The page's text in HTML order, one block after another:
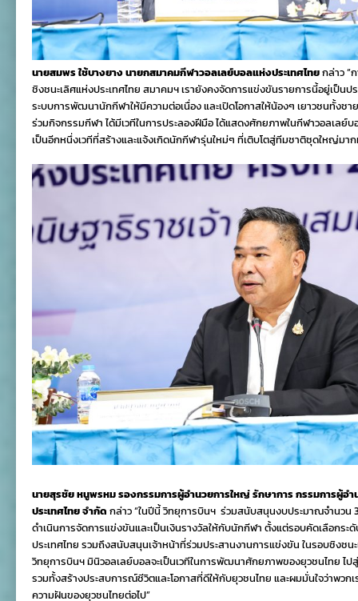
นายสมพร ใช้บางยาง นายกสมาคมกีฬาวอลเลย์บอลแห่งประเทศไทยกล่าว “
ชิงชนะเลิศแห่งประเทศไทย สมาคมฯ เรายังคงจัดการแข่งขันรายการนี้อยู่เป็น
ระบบการพัฒนานักกีฬาให้มีความต่อเนื่อง และเปิดโอกาสให้น้องๆ เยาวชนทั้งช
ร่วมกิจกรรมกีฬา ได้มีเวทีในการประลองฝีมือ ได้แสดงศักยภาพในกีฬาวอลเล
เป็นอีกหนึ่งเวทีที่สร้างและแจ้งเกิดนักกีฬารุ่นใหม่ๆ ที่เติบโตสู่ทีมชาติชุดใหญ่มาก
นายสุรชัย หนูพรหม รองกรรมการผู้อำนวยการใหญ่ รักษาการ กรรมการผู้อ
ประเทศไทย จำกัด กล่าว “ในปีนี้ วิทยุการบินฯ ร่วมสนับสนุนงบประมาณจำนวน
ดำเนินการจัดการแข่งขันและเป็นเงินรางวัลให้กับนักกีฬา ตั้งแต่รอบคัดเลือกระ
ประเทศไทย รวมถึงสนับสนุนเจ้าหน้าที่ร่วมประสานงานการแข่งขัน ในรอบชิงชน
วิทยุการบินฯ มินิวอลเลย์บอลจะเป็นเวทีในการพัฒนาศักยภาพของยุวชนไทย ไป
รวมทั้งสร้างประสบการณ์ชีวิตและโอกาสที่ดีให้กับยุวชนไทย และผมมั่นใจว่าพวก
ความฝันของยุวชนไทยต่อไป”